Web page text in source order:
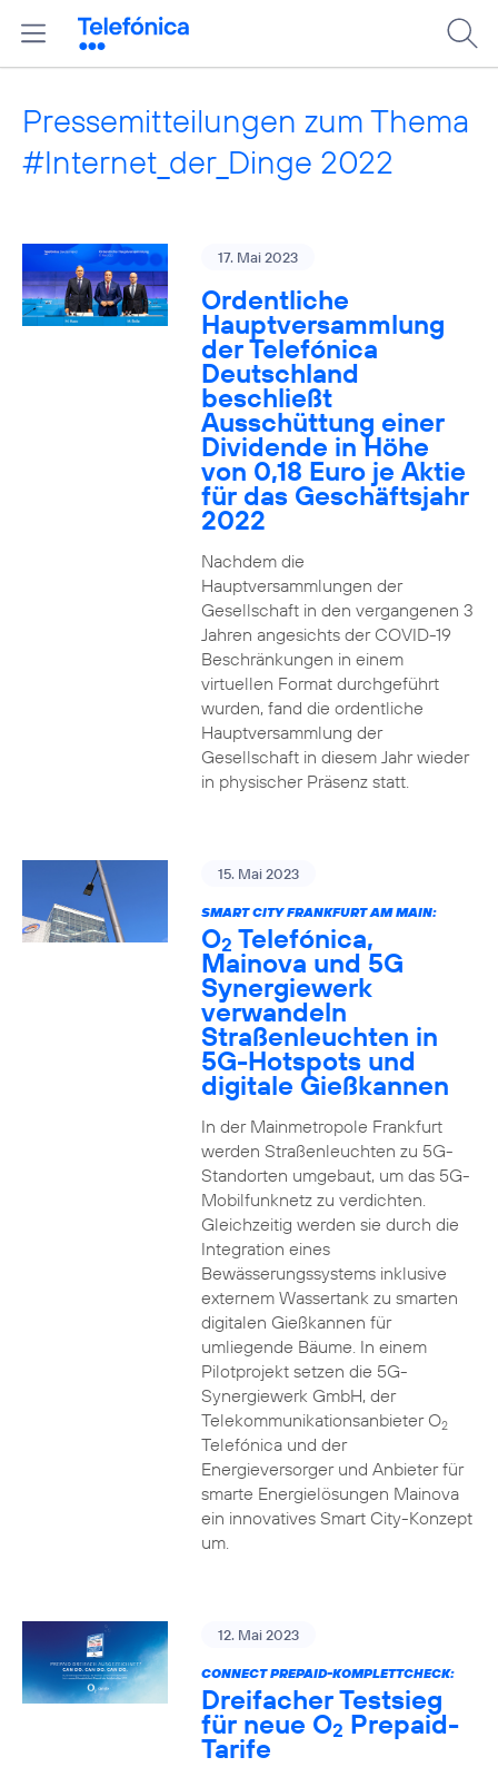
Pressemitteilungen zum Thema
#Internet_der_Dinge 2022
17. Mai 2023
Ordentliche
Hauptversammlung
der Telefónica
Deutschland
beschließt
Ausschüttung einer
Dividende in Höhe
von 0,18 Euro je Aktie
für das Geschäftsjahr
2022
Nachdem die
Hauptversammlungen der
Gesellschaft in den vergangenen 3
Jahren angesichts der COVID-19
Beschränkungen in einem
virtuellen Format durchgeführt
wurden, fand die ordentliche
Hauptversammlung der
Gesellschaft in diesem Jahr wieder
in physischer Präsenz statt.
15. Mai 2023
SMART CITY FRANKFURT AM MAIN:
O2 Telefónica,
Mainova und 5G
Synergiewerk
verwandeln
Straßenleuchten in
5G-Hotspots und
digitale Gießkannen
In der Mainmetropole Frankfurt
werden Straßenleuchten zu 5G-
Standorten umgebaut, um das 5G-
Mobilfunknetz zu verdichten.
Gleichzeitig werden sie durch die
Integration eines
Bewässerungssystems inklusive
externem Wassertank zu smarten
digitalen Gießkannen für
umliegende Bäume. In einem
Pilotprojekt setzen die 5G-
Synergiewerk GmbH, der
Telekommunikationsanbieter O2
Telefónica und der
Energieversorger und Anbieter für
smarte Energielösungen Mainova
ein innovatives Smart City-Konzept
um.
12. Mai 2023
CONNECT PREPAID-KOMPLETTCHECK:
Dreifacher Testsieg
für neue O2 Prepaid-
Tarife